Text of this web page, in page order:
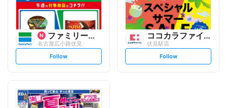
ファミリーマート
名古屋広小路伏見
s
l
o
w
Follow
ココカラファイン
伏見駅店
s
Follow